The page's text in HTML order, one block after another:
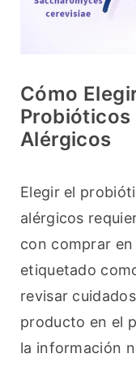
Cómo
Probióticos
Alérgicos
Elegir el
alérgicos
con comprar
etiquetado
revisar
producto en el
la información